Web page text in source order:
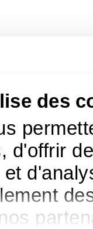
des
d'offrir